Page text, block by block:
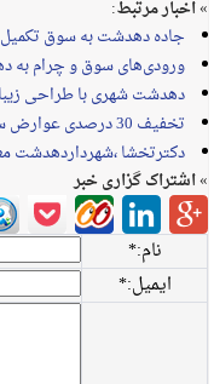
» اخبار مرتبط:
جاده دهدشت به سوق
ورودی‌های سوق و چرام به
دهدشت شهری با طراحی
تخفیف 30 درصدی عوارض ساختمانی شهرداری دهدشت
دکترتخشا ،شهرداردهدشت
» اشتراک گزاری خبر
نام:*
ایمیل:*